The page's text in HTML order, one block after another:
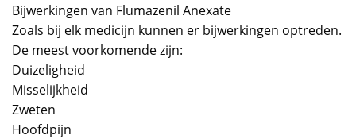
Bijwerkingen van Flumazenil Anexate
Zoals bij elk medicijn kunnen er bijwerkingen optreden.
De meest voorkomende zijn:
Duizeligheid
Misselijkheid
Zweten
Hoofdpijn